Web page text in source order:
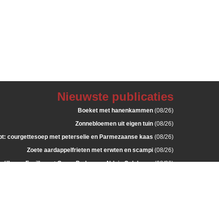
Nieuwste publicaties
Boeket met hanenkammen (08/26)
Zonnebloemen uit eigen tuin (08/26)
courgettesoep met peterselie en Parmezaanse kaas (08/26)
Zoete aardappelfrieten met erwten en scampi (08/26)
“Il gran Fusillo met Grana Padano en Nduja Calabrese(08/26)